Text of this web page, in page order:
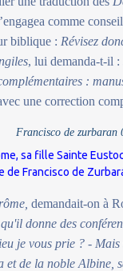
comme
biblique : Révisez
, lui demanda-t-il :
:
une correction
sa fille Sainte
de Francisco de
demandait-on à
donne des
je vous prie ? -
et de la noble Albine,